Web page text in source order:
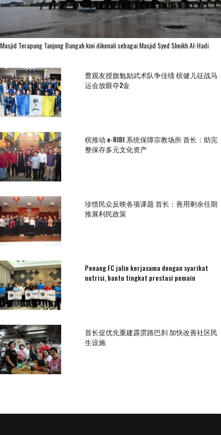
Masjid Terapung Tanjong Bungah kini dikenali sebagai Masjid Syed Sheikh Al-Hadi
曹观友授旗勉励武术队争佳绩 槟健儿征战马
运会放眼夺2金
槟推动 e-RIBI 系统保障宗教场所 首长：助完
整保存多元文化资产
珍惜民众反映各项课题 首长：善用剩余任期
推展利民政策
Penang FC jalin kerjasama dengan syarikat
nutrisi, bantu tingkat prestasi pemain
首长促优先重建霹雳路巴刹 加快改善社区民
生设施